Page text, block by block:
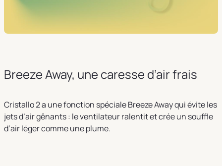
Breeze Away, une caresse d’air frais
Cristallo 2 a une fonction spéciale Breeze Away qui évite les
jets d’air gênants : le ventilateur ralentit et crée un souffle
d’air léger comme une plume.